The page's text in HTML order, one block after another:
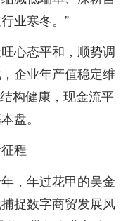
业寒冬。”
心态平和，顺势调
企业年产值稳定维
构健康，现金流平
盘。
程
，年过花甲的吴金
捉数字商贸发展风